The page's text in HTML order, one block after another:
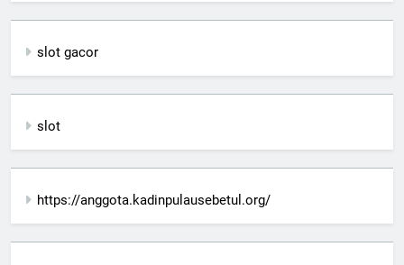
slot gacor
slot
https://anggota.kadinpulausebetul.org/